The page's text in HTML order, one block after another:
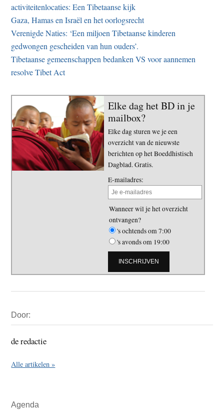
activiteitenlocaties: Een Tibetaanse kijk
Gaza, Hamas en Israël en het oorlogsrecht
Verenigde Naties: ‘Een miljoen Tibetaanse kinderen
gedwongen gescheiden van hun ouders’.
Tibetaanse gemeenschappen bedanken VS voor aannemen
resolve Tibet Act
Elke dag het BD in je
mailbox?
Elke dag sturen we je een
overzicht van de nieuwste
berichten op het Boeddhistisch
Dagblad. Gratis.
E-mailadres:
Wanneer wil je het overzicht
ontvangen?
's ochtends om 7:00
's avonds om 19:00
Sidebar
Door:
de redactie
Alle artikelen »
Agenda